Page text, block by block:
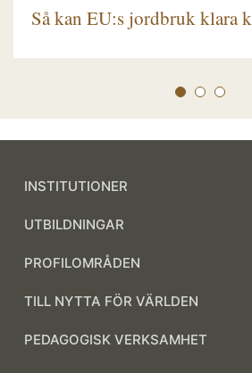
Så kan EU:s jordbruk klara
INSTITUTIONER
UTBILDNINGAR
PROFILOMRÅDEN
TILL NYTTA FÖR VÄRLDEN
PEDAGOGISK VERKSAMHET